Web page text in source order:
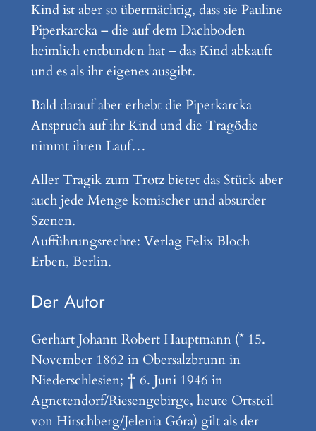
Kind ist aber so übermächtig, dass sie Pauline
Piperkarcka – die auf dem Dachboden
heimlich entbunden hat – das Kind abkauft
und es als ihr eigenes ausgibt.
Bald darauf aber erhebt die Piperkarcka
Anspruch auf ihr Kind und die Tragödie
nimmt ihren Lauf…
Aller Tragik zum Trotz bietet das Stück aber
auch jede Menge komischer und absurder
Szenen.
Aufführungsrechte: Verlag Felix Bloch
Erben, Berlin.
Der Autor
Gerhart Johann Robert Hauptmann (* 15.
November 1862 in Obersalzbrunn in
Niederschlesien; † 6. Juni 1946 in
Agnetendorf/Riesengebirge, heute Ortsteil
von Hirschberg/Jelenia Góra) gilt als der